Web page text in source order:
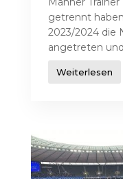
getrennt
2023/2024 die
angetreten
Weiterlesen